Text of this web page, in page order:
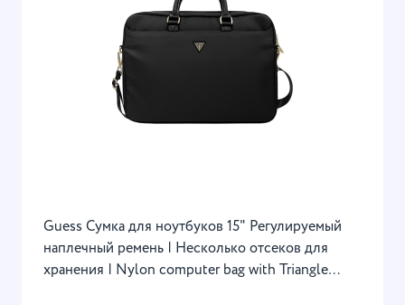
Guess Сумка для ноутбуков 15" Регулируемый
наплечный ремень | Несколько отсеков для
хранения | Nylon computer bag with Triangle